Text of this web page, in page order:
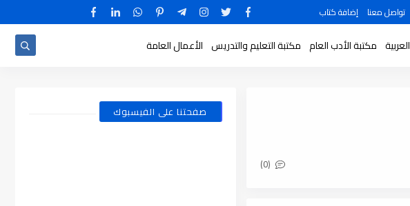
تواصل معنا إضافة كتاب
مكتبة الأدب العام مكتبة التعليم والتدريس الأعمال العامة
(0)
صفحتنا على الفيسبوك